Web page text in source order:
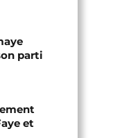
parti
et